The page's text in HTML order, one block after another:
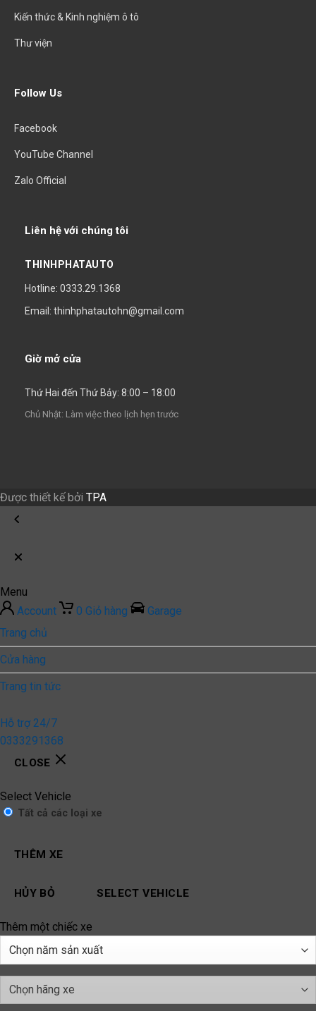
Kiến thức & Kinh nghiệm ô tô
Thư viện
Follow Us
Facebook
YouTube Channel
Zalo Official
Liên hệ với chúng tôi
THINHPHATAUTO
Hotline: 0333.29.1368
Email: thinhphatautohn@gmail.com
Giờ mở cửa
Thứ Hai đến Thứ Bảy: 8:00 – 18:00
Chủ Nhật: Làm việc theo lịch hẹn trước
Được thiết kế bởi TPA
Menu
Account
0 Giỏ hàng
Garage
Trang chủ
Cửa hàng
Trang tin tức
Hỗ trợ 24/7
0333291368
CLOSE
Select Vehicle
Tất cả các loại xe
THÊM XE
HỦY BỎ SELECT VEHICLE
Thêm một chiếc xe